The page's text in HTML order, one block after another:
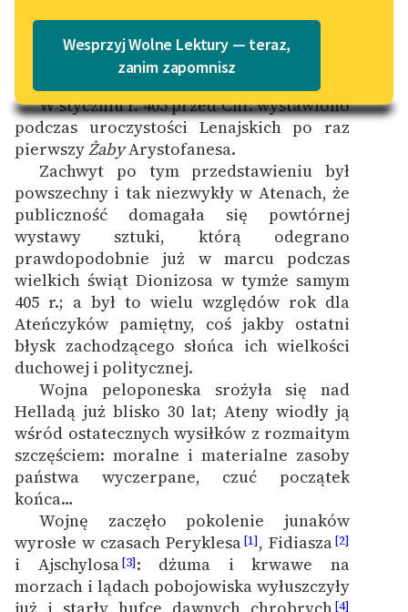
Lektury szkolne i klasyka
literatury do słuchania dla
uczennic i uczniów z
niepełnosprawnościami
E-kolekcja lektur
szkolnych i literatury do
słuchania dla uczennic i
uczniów z
niepełnosprawnościami
Feministyczne inspiracje.
Popularyzacja
skandynawskiej literatury
feministycznej
Ręce pełne poezji
Kolekcje edukacyjne
twórców przechodzących
do domeny publicznej,
lektur szkolnych oraz
Starego Testamentu
Odkurzamy bohaterów
Szkoła Poezji Wolnych
Katalog w formacie PDF
Wesprzyj Wolne Lektury — teraz,
zanim zapomnisz
[Wstęp tłumacza]
W styczniu r. 405 przed Chr. wystawiono
podczas uroczystości Lenajskich po raz
pierwszyŻabyArystofanesa.
Zachwyt po tym przedstawieniu był
powszechny i tak niezwykły w Atenach, że
publiczność domagała się powtórnej
wystawy sztuki, którą odegrano
prawdopodobnie już w marcu podczas
wielkich świąt Dionizosa w tymże samym
405 r.; a był to wielu względów rok dla
Ateńczyków pamiętny, coś jakby ostatni
błysk zachodzącego słońca ich wielkości
duchowej i politycznej.
Wojna peloponeska srożyła się nad
Helladą już blisko 30 lat; Ateny wiodły ją
wśród ostatecznych wysiłków z rozmaitym
szczęściem: moralne i materialne zasoby
państwa wyczerpane, czuć początek
końca…
Wojnę zaczęło pokolenie junaków
wyrosłe w czasach Peryklesa[1], Fidiasza[2]
i Ajschylosa[3]: dżuma i krwawe na
morzach i lądach pobojowiska wyłuszczyły
[4]